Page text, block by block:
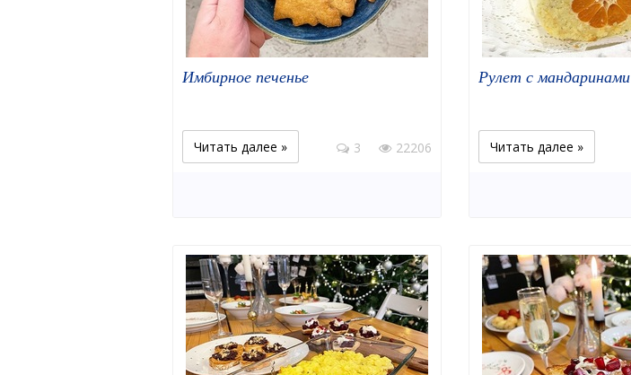
Имбирное печенье
Читать далее » 3 22206
Рулет с мандаринами
Читать далее »